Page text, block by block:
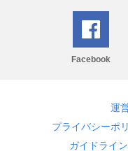
Facebook
運
プライバシーポ
ガイドライン